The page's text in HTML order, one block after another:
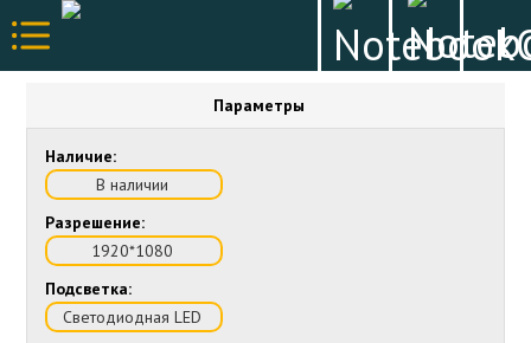
Параметры
Наличие:
В наличии
Разрешение:
1920*1080
Подсветка:
Светодиодная LED